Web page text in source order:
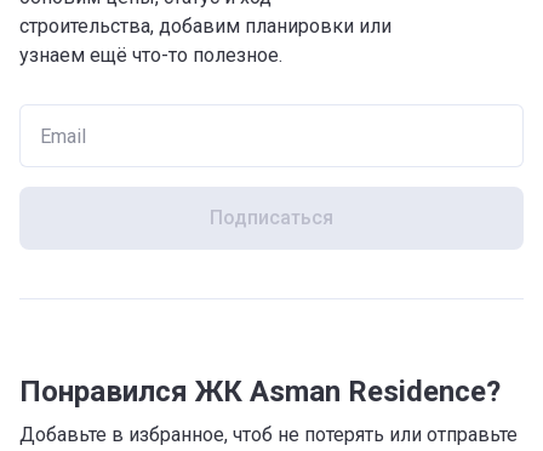
строительства, добавим планировки или
узнаем ещё что-то полезное.
Подписаться
Понравился ЖК Asman Residence?
Добавьте в избранное, чтоб не потерять или отправьте